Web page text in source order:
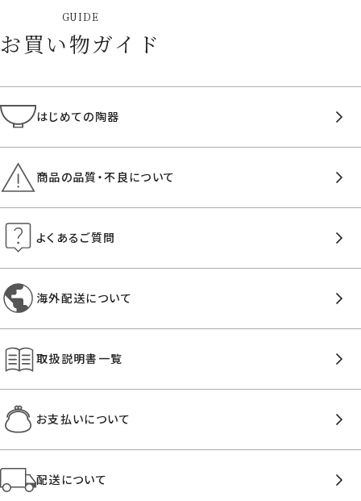
GUIDE
お買い物ガイド
はじめての陶器
商品の品質・不良について
よくあるご質問
海外配送について
取扱説明書一覧
お支払いについて
配送について